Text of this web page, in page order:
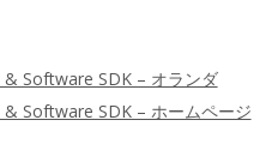
Software SDK – オランダ
Software SDK – ホームページ